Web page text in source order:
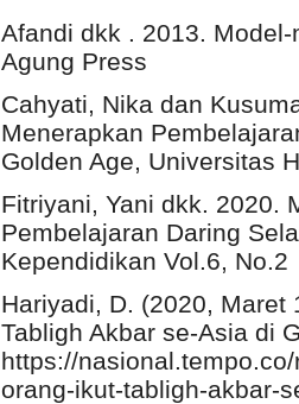
Afandi dkk . 2013.
Agung Press
Cahyati, Nika dan
Menerapkan
Golden Age, Universitas
Fitriyani, Yani dkk. 2020.
Pembelajaran Daring
Kependidikan Vol.6, No.2
Hariyadi, D. (2020, Maret
Tabligh Akbar se-Asia di
https://
orang-ikut-tabligh-akbar-